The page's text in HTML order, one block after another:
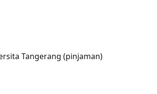
Tangerang (pinjaman)